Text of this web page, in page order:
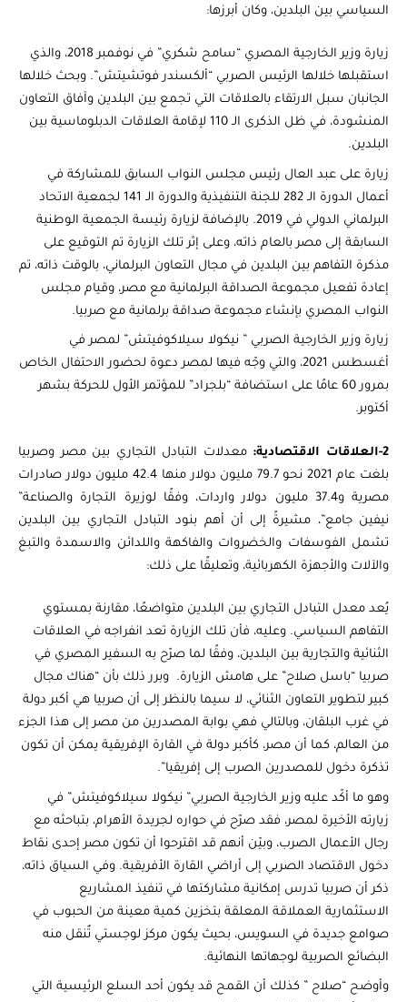
السياسي بين البلدين، وكان أبرزها:
زيارة وزير الخارجية المصري “سامح شكري” في نوفمبر 2018، والذي
استقبلها خلالها الرئيس الصربي “ألكسندر فوتشيتش”. وبحث خلالها
الجانبان سبل الارتقاء بالعلاقات التي تجمع بين البلدين وآفاق التعاون
المنشودة، في ظل الذكرى الـ 110 لإقامة العلاقات الدبلوماسية بين
البلدين.
زيارة على عبد العال رئيس مجلس النواب السابق للمشاركة في
أعمال الدورة الـ 282 للجنة التنفيذية والدورة الـ 141 لجمعية الاتحاد
البرلماني الدولي في 2019. بالإضافة لزيارة رئيسة الجمعية الوطنية
السابقة إلى مصر بالعام ذاته، وعلى إثر تلك الزيارة تم التوقيع على
مذكرة التفاهم بين البلدين في مجال التعاون البرلماني، بالوقت ذاته، تم
إعادة تفعيل مجموعة الصداقة البرلمانية مع مصر، وقيام مجلس
النواب المصري بإنشاء مجموعة صداقة برلمانية مع صربيا.
زيارة وزير الخارجية الصربي ” نيكولا سيلاكوفيتش” لمصر في
أغسطس 2021، والتي وجّه فيها لمصر دعوة لحضور الاحتفال الخاص
بمرور 60 عامًا على استضافة “بلجراد” للمؤتمر الأول للحركة بشهر
أكتوبر.
معدلات التبادل التجاري بين مصر وصربيا
بلغت عام 2021 نحو 79.7 مليون دولار منها 42.4 مليون دولار صادرات
مصرية و37.4 مليون دولار واردات، وفقًا لوزيرة التجارة والصناعة”
نيفين جامع”، مشيرةً إلى أن أهم بنود التبادل التجاري بين البلدين
تشمل الفوسفات والخضروات والفاكهة واللدائن والاسمدة والتبغ
والآلات والأجهزة الكهربائية، وتعليقًا على ذلك:
يُعد معدل التبادل التجاري بين البلدين متواضعًا، مقارنة بمستوي
التفاهم السياسي. وعليه، فأن تلك الزيارة تعد انفراجه في العلاقات
الثنائية والتجارية بين البلدين، وفقًا لما صرّح به السفير المصري في
صربيا “باسل صلاح” على هامش الزيارة. وبرر ذلك بأن “هناك مجال
كبير لتطوير التعاون الثنائي، لا سيما بالنظر إلى أن صربيا هي أكبر دولة
في غرب البلقان، وبالتالي فهي بوابة المصدرين من مصر إلى هذا الجزء
من العالم، كما أن مصر، كأكبر دولة في القارة الإفريقية يمكن أن تكون
تذكرة دخول للمصدرين الصرب إلى إفريقيا”.
وهو ما أكّد عليه وزير الخارجية الصربي” نيكولا سيلاكوفيتش” في
زيارته الأخيرة لمصر، فقد صرّح في حواره لجريدة الأهرام، بتباحثه مع
رجال الأعمال الصرب، وبيّن أنهم قد اقترحوا أن تكون مصر إحدى نقاط
دخول الاقتصاد الصربي إلى أراضي القارة الأفريقية. وفي السياق ذاته،
ذكر أن صربيا تدرس إمكانية مشاركتها في تنفيذ المشاريع
الاستثمارية العملاقة المعلقة بتخزين كمية معينة من الحبوب في
صوامع جديدة في السويس، بحيث يكون مركز لوجستي تٌنقل منه
البضائع الصربية لوجهاتها النهائية.
وأوضح “صلاح ” كذلك أن القمح قد يكون أحد السلع الرئيسية التي